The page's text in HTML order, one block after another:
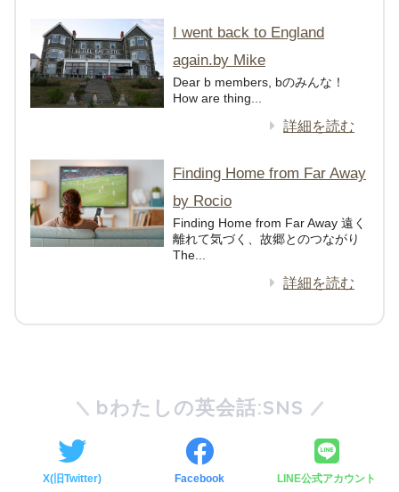
I went back to England
again.by Mike
Dear b members, bのみんな！
How are thing...
詳細を読む
Finding Home from Far Away
by Rocio
Finding Home from Far Away 遠く
離れて気づく、故郷とのつながり
The...
詳細を読む
bわたしの英会話:SNS
X(旧Twitter) Facebook LINE公式アカウント